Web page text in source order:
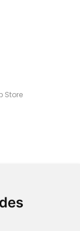
Store
à Amiens
là rapidement